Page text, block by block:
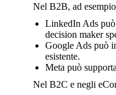
Nel B2B, ad
LinkedIn Ads può
decision maker
Google Ads può
esistente.
Meta può
Nel B2C e negli